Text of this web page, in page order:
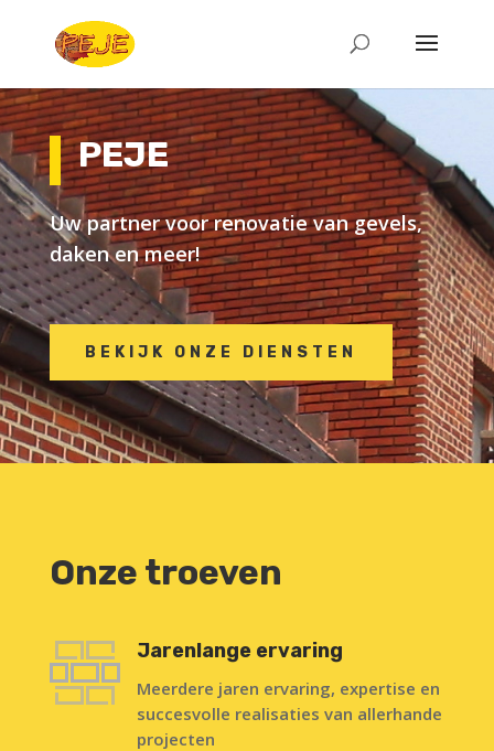
PEJE
Uw partner voor renovatie van gevels,
daken en meer!
BEKIJK ONZE DIENSTEN
Onze troeven
Jarenlange ervaring
Meerdere jaren ervaring, expertise en
succesvolle realisaties van allerhande
projecten